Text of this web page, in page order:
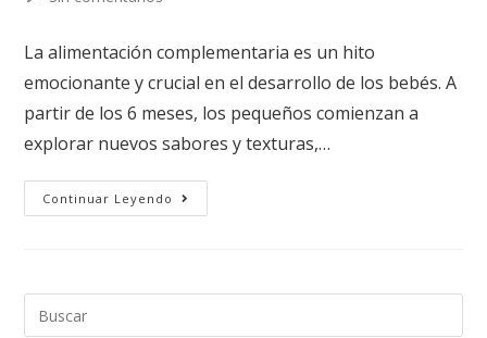
La alimentación complementaria es un hito
emocionante y crucial en el desarrollo de los bebés. A
partir de los 6 meses, los pequeños comienzan a
explorar nuevos sabores y texturas,…
Continuar Leyendo